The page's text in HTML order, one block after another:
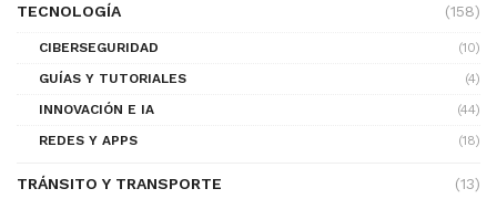
TECNOLOGÍA (158)
CIBERSEGURIDAD
(10)
GUÍAS Y TUTORIALES
(4)
INNOVACIÓN E IA
(44)
REDES Y APPS
(18)
TRÁNSITO Y TRANSPORTE (13)